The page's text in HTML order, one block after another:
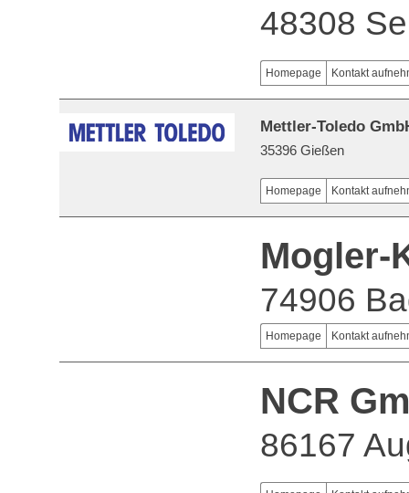
48308
Homepage Kontakt
Mettler-Toledo
35396 Gießen
Homepage Kontakt
Mogler-
74906
Homepage Kontakt
NCR
86167